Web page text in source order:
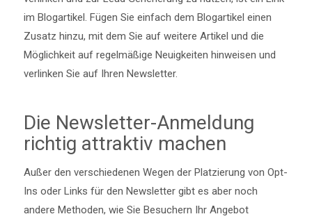
im Blogartikel. Fügen Sie einfach dem Blogartikel einen
Zusatz hinzu, mit dem Sie auf weitere Artikel und die
Möglichkeit auf regelmäßige Neuigkeiten hinweisen und
verlinken Sie auf Ihren Newsletter.
Die Newsletter-Anmeldung
richtig attraktiv machen
Außer den verschiedenen Wegen der Platzierung von Opt-
Ins oder Links für den Newsletter gibt es aber noch
andere Methoden, wie Sie Besuchern Ihr Angebot